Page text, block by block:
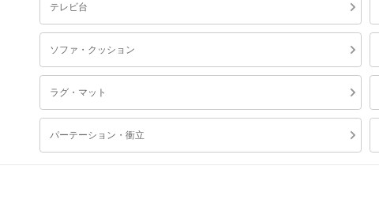
テレビ台
ソファ・クッション
ラグ・マット
パーテーション・衝立